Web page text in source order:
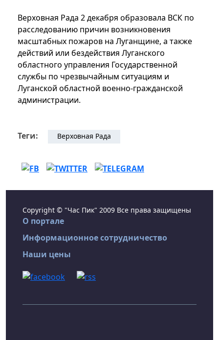
Верховная Рада 2 декабря образовала ВСК по
расследованию причин возникновения
масштабных пожаров на Луганщине, а также
действий или бездействия Луганского
областного управления Государственной
службы по чрезвычайным ситуациям и
Луганской областной военно-гражданской
администрации.
Теги: Верховная Рада
Copyright © "Час Пик" 2009 Все права защищены
О портале
Информационное сотрудничество
Наши цены